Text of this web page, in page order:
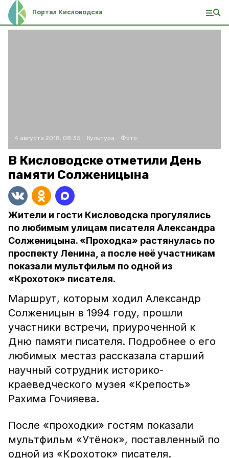
Портал Кисловодска
4 августа 2018, 08:35 Культура Фото:
В Кисловодске отметили День
памяти Солженицына
Жители и гости Кисловодска прогулялись
по любимым улицам писателя Александра
Солженицына. «Проходка» растянулась по
проспекту Ленина, а после неё участникам
показали мультфильм по одной из
«Крохоток» писателя.
Маршрут, которым ходил Александр
Солженицын в 1994 году, прошли
участники встречи, приуроченной к
Дню памяти писателя. Подробнее о его
любимых местаз рассказала старший
научный сотрудник историко-
краеведческого музея «Крепость»
Рахима Гочияева.
После «проходки» гостям показали
мультфильм «Утёнок», поставленный по
одной из «Крохоток» писателя.